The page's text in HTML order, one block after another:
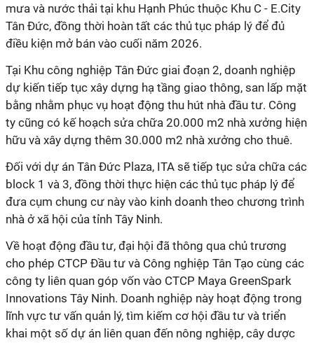
mưa và nước thải tại khu Hạnh Phúc thuộc Khu C - E.City
Tân Đức, đồng thời hoàn tất các thủ tục pháp lý để đủ
điều kiện mở bán vào cuối năm 2026.
Tại Khu công nghiệp Tân Đức giai đoạn 2, doanh nghiệp
dự kiến tiếp tục xây dựng hạ tầng giao thông, san lấp mặt
bằng nhằm phục vụ hoạt động thu hút nhà đầu tư. Công
ty cũng có kế hoạch sửa chữa 20.000 m2 nhà xưởng hiện
hữu và xây dựng thêm 30.000 m2 nhà xưởng cho thuê.
Đối với dự án Tân Đức Plaza, ITA sẽ tiếp tục sửa chữa các
block 1 và 3, đồng thời thực hiện các thủ tục pháp lý để
đưa cụm chung cư này vào kinh doanh theo chương trình
nhà ở xã hội của tỉnh Tây Ninh.
Về hoạt động đầu tư, đại hội đã thông qua chủ trương
cho phép CTCP Đầu tư và Công nghiệp Tân Tạo cùng các
công ty liên quan góp vốn vào CTCP Maya GreenSpark
Innovations Tây Ninh. Doanh nghiệp này hoạt động trong
lĩnh vực tư vấn quản lý, tìm kiếm cơ hội đầu tư và triển
khai một số dự án liên quan đến nông nghiệp, cây dược